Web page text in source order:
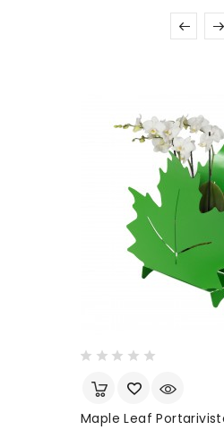
Maple Leaf